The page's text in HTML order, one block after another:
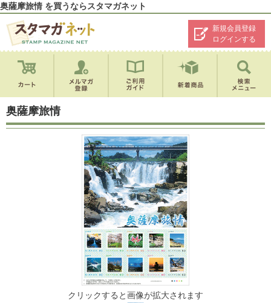
奥薩摩旅情 を買うならスタマガネット
新規会員登録
ログインする
奥薩摩旅情
クリックすると画像が拡大されます